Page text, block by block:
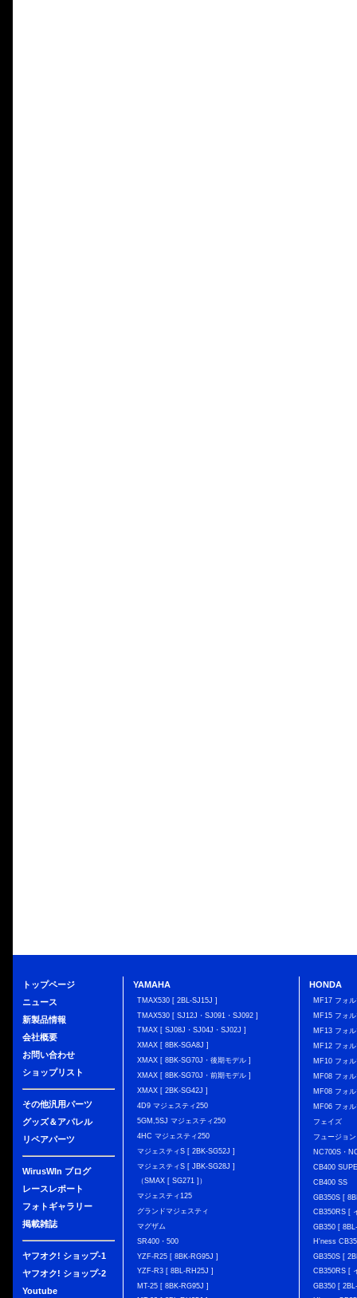
トップページ
ニュース
新製品情報
会社概要
お問い合わせ
ショップリスト
その他汎用パーツ
グッズ＆アパレル
リペアパーツ
WirusWIn ブログ
レースレポート
フォトギャラリー
掲載雑誌
ヤフオク! ショップ-1
ヤフオク! ショップ-2
Youtube
YAMAHA
TMAX530 [ 2BL-SJ15J ]
TMAX530 [ SJ12J・SJ091・SJ092 ]
TMAX [ SJ08J・SJ04J・SJ02J ]
XMAX [ 8BK-SGA8J ]
XMAX [ 8BK-SG70J・後期モデル ]
XMAX [ 8BK-SG70J・前期モデル ]
XMAX [ 2BK-SG42J ]
4D9 マジェスティ250
5GM,5SJ マジェスティ250
4HC マジェスティ250
マジェスティS [ 2BK-SG52J ]
マジェスティS [ JBK-SG28J ]
（SMAX [ SG271 ]）
マジェスティ125
グランドマジェスティ
マグザム
SR400・500
YZF-R25 [ 8BK-RG95J ]
YZF-R3 [ 8BL-RH25J ]
MT-25 [ 8BK-RG95J ]
HONDA
MF17 フォ
MF15 フォ
MF13 フォ
MF12 フォ
MF10 フォ
MF08 フォ
MF08 フォ
MF06 フォ
フェイズ
フュージョン
NC700S・
CB400
CB400 SS
GB350S [
CB350RS [
GB350 [
H'ness
GB350S [
CB350RS [
GB350 [